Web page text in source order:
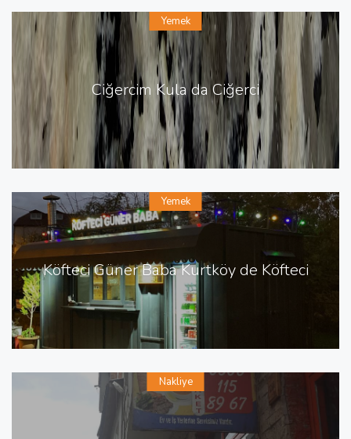
Ciğercim Kula da Ciğerci
Yemek
Köfteci Güner Baba Kurtköy de Köfteci
Yemek
Nakliye